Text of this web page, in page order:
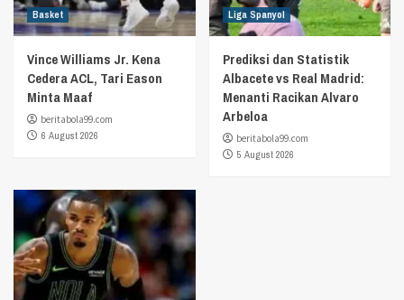
Basket
Vince Williams Jr. Kena
Cedera ACL, Tari Eason
Minta Maaf
beritabola99.com
6 August 2026
Liga Spanyol
Prediksi dan Statistik
Albacete vs Real Madrid:
Menanti Racikan Alvaro
Arbeloa
beritabola99.com
5 August 2026